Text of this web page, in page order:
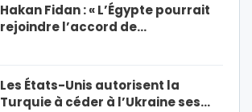
Hakan Fidan : « L’Égypte pourrait
rejoindre l’accord de…
Les États-Unis autorisent la
Turquie à céder à l’Ukraine ses…